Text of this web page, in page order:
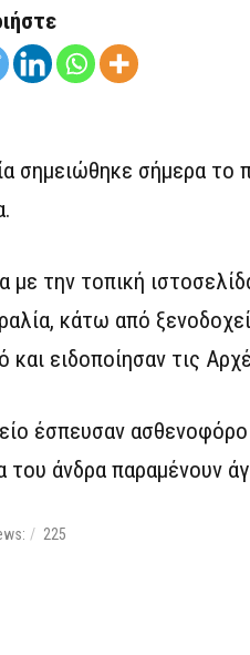
σημειώθηκε σήμερα το
με την τοπική
κάτω από
και ειδοποίησαν τις
έσπευσαν
του άνδρα παραμένουν
225